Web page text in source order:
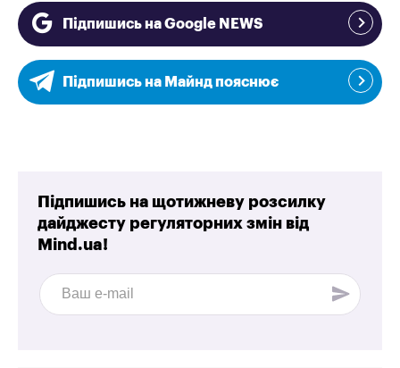
Підпишись на Google NEWS
Підпишись на Майнд пояснює
Підпишись на щотижневу розсилку
дайджесту регуляторних змін від
Mind.ua!